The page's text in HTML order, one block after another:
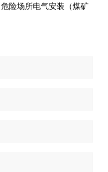
险场所电气安装（煤矿